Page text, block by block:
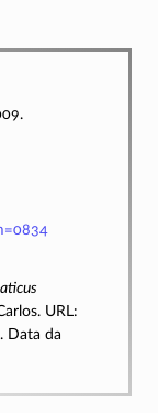
URL:
Data da